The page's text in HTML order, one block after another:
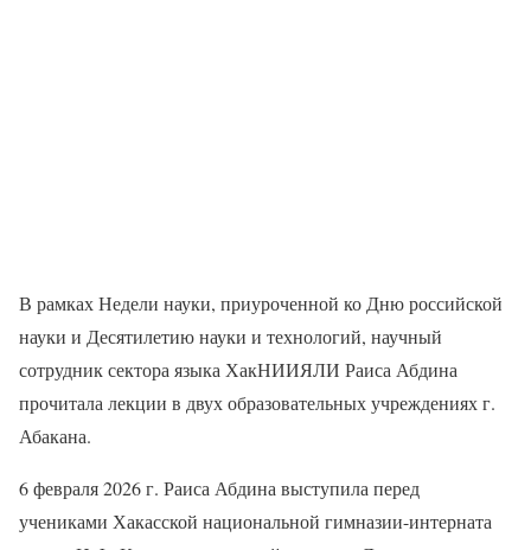
В рамках Недели науки, приуроченной ко Дню российской
науки и Десятилетию науки и технологий, научный
сотрудник сектора языка ХакНИИЯЛИ Раиса Абдина
прочитала лекции в двух образовательных учреждениях г.
Абакана.
6 февраля 2026 г. Раиса Абдина выступила перед
учениками Хакасской национальной гимназии-интерната